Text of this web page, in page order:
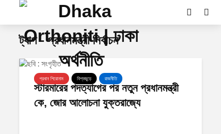
ট্যাগ - প্রধানমন্ত্রী নির্বাচন
প্রধান শিরোনাম বিশ্বজুড়ে রাজনীতি
স্টারমারের পদত্যাগের পর নতুন প্রধানমন্ত্রী
কে, জোর আলোচনা যুক্তরাজ্যে